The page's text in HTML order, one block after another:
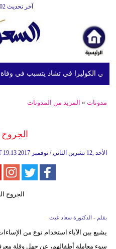
آخر تحديث GMT03:27:02
الكوليرا في تشاد يتسبب في وفاة 13 شخصا
مدونات » المزيد من المدونات
19:13 2017 الأحد ,12 تشرين الثاني / نوفمبر
بقلم - الدكتورة سعاد غيث
يشيع بين الآباء استخدام نوع من
سوء معاملة أطفالهم، عن جهل وقلة